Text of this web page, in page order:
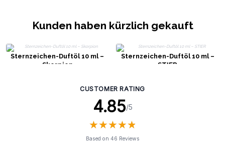
Kunden haben kürzlich gekauft
Sternzeichen-Duftöl 10 ml –
Skorpion
Sternzeichen-Duftöl 10 ml –
STIER
CUSTOMER RATING
4.85/5
★★★★★
★★★★★
Based on 46 Reviews